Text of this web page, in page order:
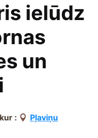
ielūdz
un
kur :
Pļaviņu